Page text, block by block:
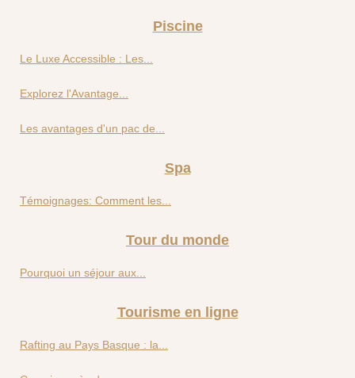
Piscine
Le Luxe Accessible : Les...
Explorez l'Avantage...
Les avantages d'un pac de...
Spa
Témoignages: Comment les...
Tour du monde
Pourquoi un séjour aux...
Tourisme en ligne
Rafting au Pays Basque : la...